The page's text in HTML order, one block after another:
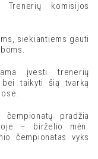
komisijos
siekiantiems gauti
įvesti trenerių
taikyti šią tvarką
pradžia
– birželio mėn.
čempionatas vyks